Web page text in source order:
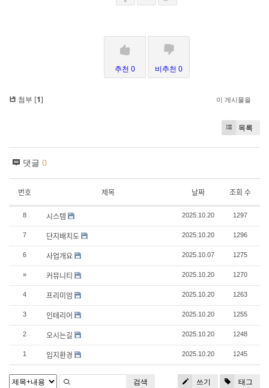
추천 0 비추천 0
첨부 [1] 이 게시물을
목록
댓글 0
번호 제목 날짜 조회 수
8 시스템 2025.10.20 1297
7 단지배치도 2025.10.20 1296
6 사업개요 2025.10.07 1275
» 커뮤니티 2025.10.20 1270
4 프리미엄 2025.10.20 1263
3 인테리어 2025.10.20 1255
2 오시는길 2025.10.20 1248
1 입지환경 2025.10.20 1245
쓰기 태그
검색